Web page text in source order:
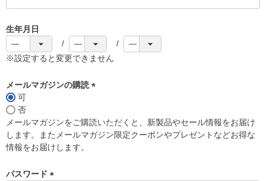
)
生年月日
※設定すると変更できません
メールマガジンの購読
須
)
可
否
メールマガジンをご購読いただくと、新製品やセール情報をお届け
します。またメールマガジン限定クーポンやプレゼントなどお得な
情報をお届けします。
パスワード